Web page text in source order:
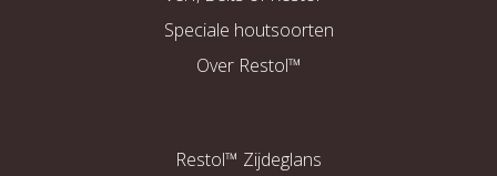
Speciale houtsoorten
Over Restol™
Restol™ Zijdeglans